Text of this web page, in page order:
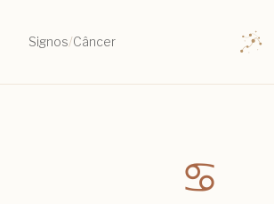
Signos/Câncer
♋︎